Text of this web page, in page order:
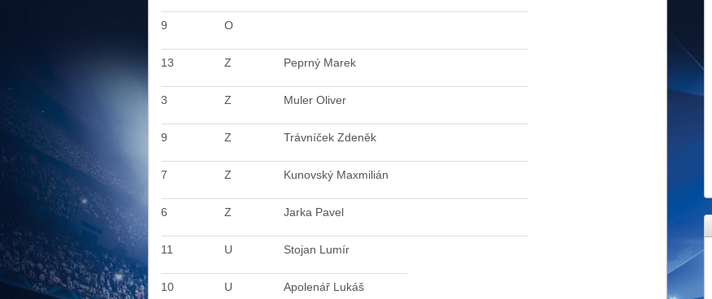
9 O
13 Z Peprný Marek
3 Z Muler Oliver
9 Z Trávníček Zdeněk
7 Z Kunovský Maxmilián
6 Z Jarka Pavel
11 U Stojan Lumír
10 U Apolenář Lukáš